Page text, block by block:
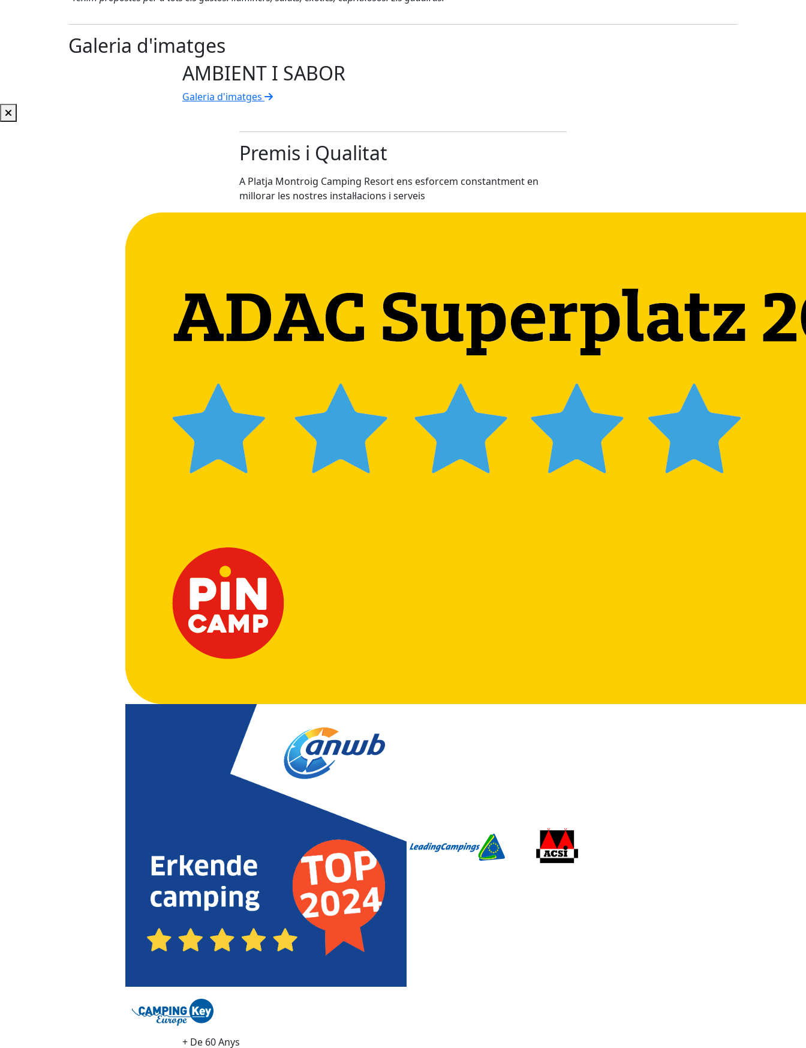
Galeria d'imatges
AMBIENT I SABOR
Galeria d'imatges
Premis i Qualitat
A Platja Montroig Camping Resort ens esforcem constantment en
millorar les nostres instal·lacions i serveis
+ De 60 Anys